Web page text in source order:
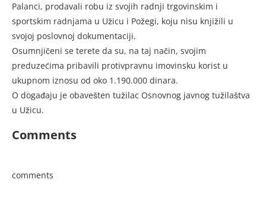
Palanci, prodavali robu iz svojih radnji trgovinskim i
sportskim radnjama u Užicu i Požegi, koju nisu knjižili u
svojoj poslovnoj dokumentaciji.
Osumnjičeni se terete da su, na taj način, svojim
preduzećima pribavili protivpravnu imovinsku korist u
ukupnom iznosu od oko 1.190.000 dinara.
O događaju je obavešten tužilac Osnovnog javnog tužilaštva
u Užicu.
Comments
comments